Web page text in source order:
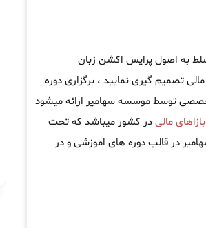
به اصول پرایس اکشن زبان
تصمیم گیری نمایید ، برگزاری دوره
توسط موسسه سهامیر ارائه میشود
مالیدر کشور میباشد که تحت
در قالب دوره های اموزشی و در